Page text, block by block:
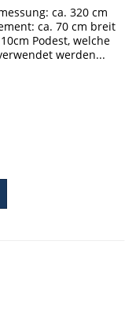
ca. 320 cm
ca. 70 cm breit
Podest, welche
werden...